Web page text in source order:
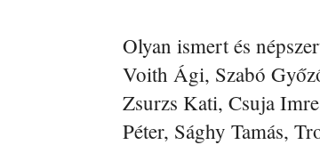
Olyan ismert és
Voith Ági, Szabó
Zsurzs Kati, Csuja
Péter, Sághy Tamás,